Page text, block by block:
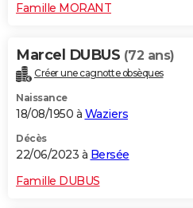
Famille MORANT
Marcel DUBUS (72 ans)
Créer une cagnotte obsèques
Naissance
18/08/1950 à Waziers
Décès
22/06/2023 à Bersée
Famille DUBUS